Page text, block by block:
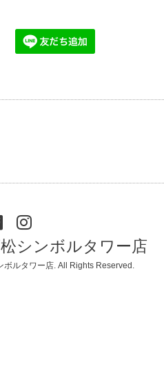
シンボルタワー店
ボルタワー店. All Rights Reserved.